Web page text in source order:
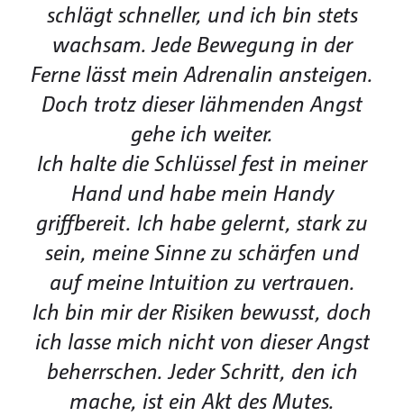
schlägt schneller, und ich bin stets
wachsam. Jede Bewegung in der
Ferne lässt mein Adrenalin ansteigen.
Doch trotz dieser lähmenden Angst
gehe ich weiter.
Ich halte die Schlüssel fest in meiner
Hand und habe mein Handy
griffbereit. Ich habe gelernt, stark zu
sein, meine Sinne zu schärfen und
auf meine Intuition zu vertrauen.
Ich bin mir der Risiken bewusst, doch
ich lasse mich nicht von dieser Angst
beherrschen. Jeder Schritt, den ich
mache, ist ein Akt des Mutes.